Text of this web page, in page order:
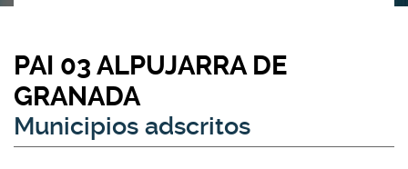
PAI 03 ALPUJARRA DE
GRANADA
Municipios adscritos